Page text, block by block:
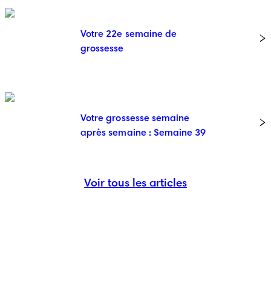
Votre 22e semaine de
grossesse
Votre grossesse semaine
après semaine : Semaine 39
Voir tous les articles